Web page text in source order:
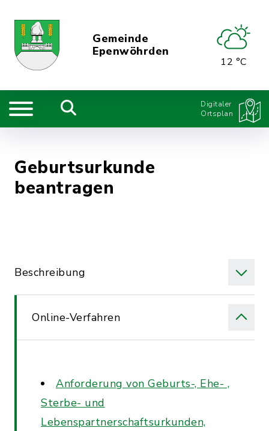
Gemeinde
Epenwöhrden
12 °C
Digitaler
Ortsplan
Geburtsurkunde
beantragen
Beschreibung
Online-Verfahren
Anforderung von Geburts-, Ehe- ,
Sterbe- und
Lebenspartnerschaftsurkunden,